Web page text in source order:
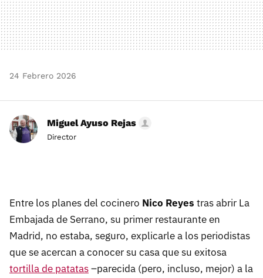
24 Febrero 2026
Miguel Ayuso Rejas
Director
Entre los planes del cocinero Nico Reyes tras abrir La
Embajada de Serrano, su primer restaurante en
Madrid, no estaba, seguro, explicarle a los periodistas
que se acercan a conocer su casa que su exitosa
tortilla de patatas–parecida (pero, incluso, mejor) a la